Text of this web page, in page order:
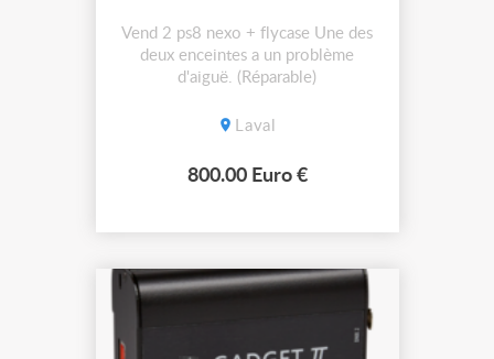
Vend 2 ps8 nexo + flycase Une des
deux enceintes a un problème
d'aiguë. (Réparable)
Laval
800.00 Euro €